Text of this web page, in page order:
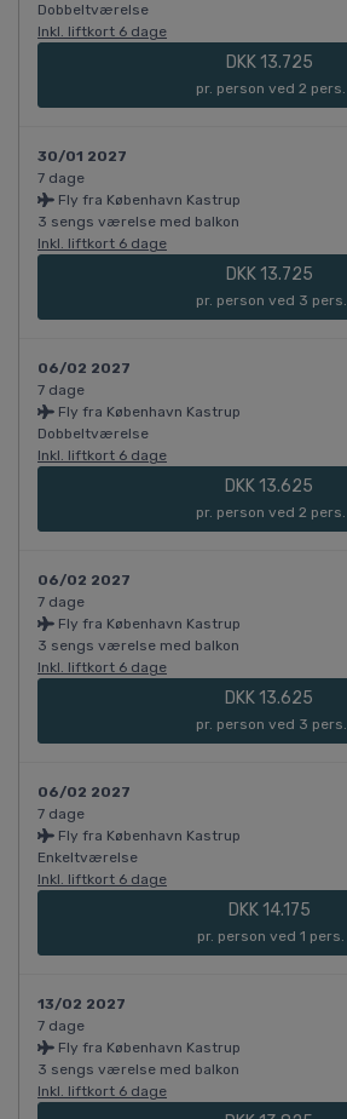
Dobbeltværelse
Inkl. liftkort 6 dage
DKK 13.725
pr. person ved 2 pers.
30/01 2027
7 dage
Fly fra København Kastrup
3 sengs værelse med balkon
Inkl. liftkort 6 dage
DKK 13.725
pr. person ved 3 pers.
06/02 2027
7 dage
Fly fra København Kastrup
Dobbeltværelse
Inkl. liftkort 6 dage
DKK 13.625
pr. person ved 2 pers.
06/02 2027
7 dage
Fly fra København Kastrup
3 sengs værelse med balkon
Inkl. liftkort 6 dage
DKK 13.625
pr. person ved 3 pers.
06/02 2027
7 dage
Fly fra København Kastrup
Enkeltværelse
Inkl. liftkort 6 dage
DKK 14.175
pr. person ved 1 pers.
13/02 2027
7 dage
Fly fra København Kastrup
3 sengs værelse med balkon
Inkl. liftkort 6 dage